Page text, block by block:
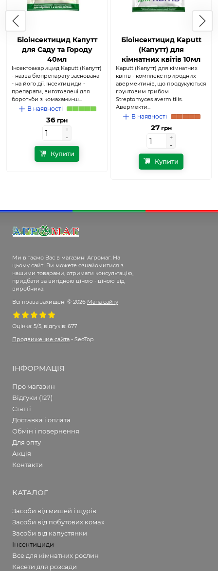
Біоінсектицид Капутт
для Саду та Городу
40мл
Інсектоакарицид Kaputt (Капутт)
- назва біопрепарату заснована
- на його дії. Інсектициди -
препарати, виготовлені для
боротьби з комахами-ш...
В наявності
36 грн
+
-
+
-
Купити
Біоінсектицид Kaputt
(Капутт) для
кімнатних квітів 10мл
Kaputt (Капутт) для кімнатних
квітів - комплекс природних
авермектинів, що продукуються
грунтовим грибом
Streptomyces avermitilis.
Авермекти...
В наявності
27грн
+
-
+
-
Купити
Ми вітаємо Вас в магазині Агромаг. На
цьому сайті Ви можете ознайомитися з
нашими товарами, отримати консультацію,
придбати за вигідною ціною - ціною від
виробника.
Всі права захищені © 2026 Мапа сайту
Оцінка: 5/5, відгуків: 677
Продвижение сайта - SeoTop
ІНФОРМАЦІЯ
Про магазин
Відгуки (127)
Статті
Доставка і оплата
Обмін і повернення
Для опту
Акція
Контакти
КАТАЛОГ
Засоби від мишей і щурів
Засоби від побутових комах
Засоби від капустянки
Інсектициди
Все для кімнатних рослин
Касети для розсади